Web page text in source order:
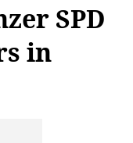
SPD
in